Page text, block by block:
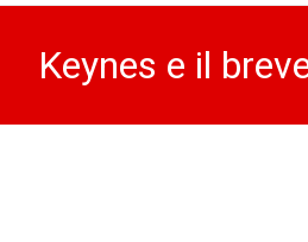
Keynes e il